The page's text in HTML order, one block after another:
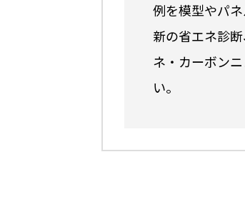
例を模型やパ
新の省エネ診
ネ・カーボン
い。